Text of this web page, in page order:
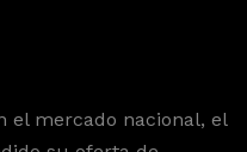
el mercado nacional, el